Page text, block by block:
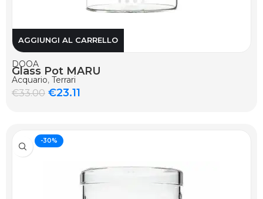
AGGIUNGI AL CARRELLO
DOOA
Glass Pot MARU
Acquario, Terrari
€33.00 €23.11
-30%